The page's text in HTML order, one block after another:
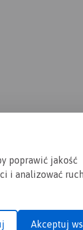
poprawić jakość
i analizować
Akceptuj